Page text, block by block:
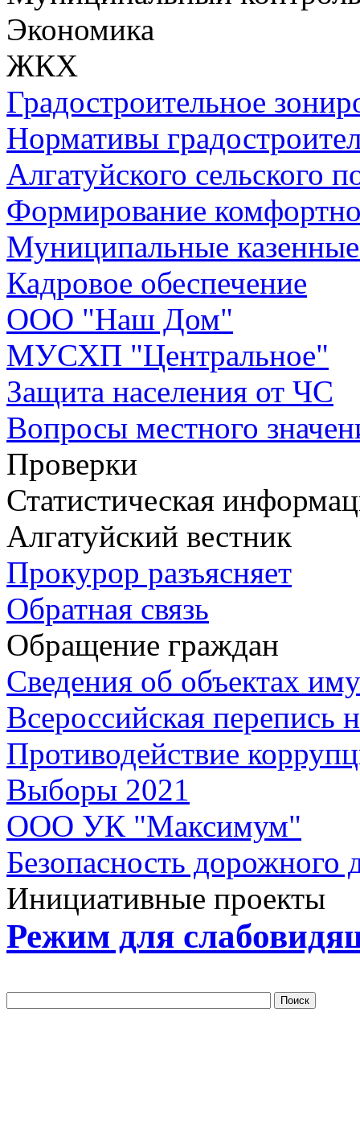
Экономика
ЖКХ
Градостроительное
Нормативы
Алгатуйского сельского
Формирование
Муниципальные
Кадровое обеспечение
ООО "Наш Дом"
МУСХП "Центральное"
Защита населения от ЧС
Вопросы местного
Проверки
Статистическая
Алгатуйский вестник
Прокурор разъясняет
Обратная связь
Обращение граждан
Сведения об объектах
Всероссийская перепись
Противодействие
Выборы 2021
ООО УК "Максимум"
Безопасность дорожного
Инициативные проекты
Режим для